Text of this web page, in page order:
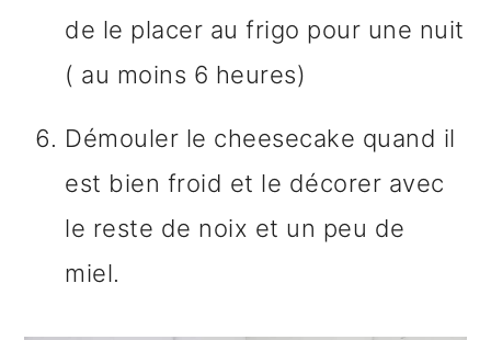
de le placer au frigo pour une nuit
( au moins 6 heures)
Démouler le cheesecake quand il
est bien froid et le décorer avec
le reste de noix et un peu de
miel.